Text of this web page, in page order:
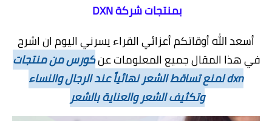
بمنتجات شركة DXN
أسعد الله أوقاتكم أعزائي القراء يسرني اليوم ان اشرح
في هذا المقال جميع المعلومات عنكورس من منتجات
dxn لمنع تساقط الشعر نهائياً عند الرجال والنساء
وتكثيف الشعر والعناية بالشعر